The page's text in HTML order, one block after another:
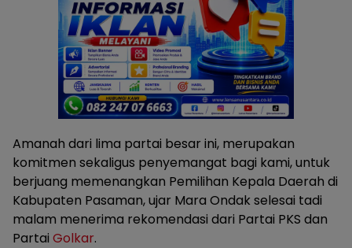
Amanah dari lima partai besar ini, merupakan
komitmen sekaligus penyemangat bagi kami, untuk
berjuang memenangkan Pemilihan Kepala Daerah di
Kabupaten Pasaman, ujar Mara Ondak selesai tadi
malam menerima rekomendasi dari Partai PKS dan
Partai Golkar.